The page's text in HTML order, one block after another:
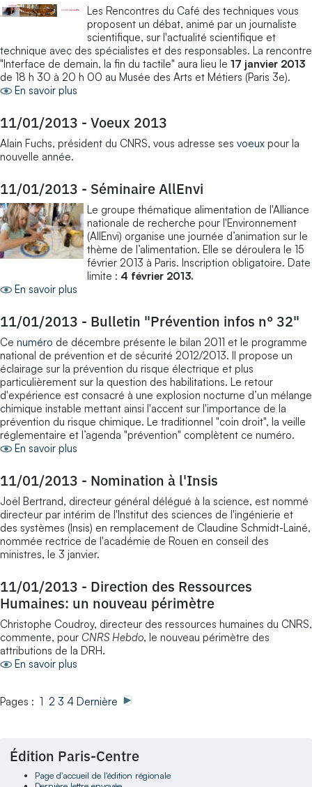
Les Rencontres du Café des techniques vous
proposent un débat, animé par un journaliste
scientifique, sur l'actualité scientifique et
technique avec des spécialistes et des responsables. La rencontre
"Interface de demain, la fin du tactile" aura lieu le 17 janvier 2013
de 18 h 30 à 20 h 00 au Musée des Arts et Métiers (Paris 3e).
En savoir plus
11/01/2013 - Voeux 2013
Alain Fuchs, président du CNRS, vous adresse ses voeux pour la
nouvelle année.
11/01/2013 - Séminaire AllEnvi
Le groupe thématique alimentation de l'Alliance
nationale de recherche pour l'Environnement
(AllEnvi) organise une journée d’animation sur le
thème de l’alimentation. Elle se déroulera le 15
février 2013 à Paris. Inscription obligatoire. Date
limite : 4 février 2013.
En savoir plus
11/01/2013 - Bulletin "Prévention infos n° 32"
Ce numéro de décembre présente le bilan 2011 et le programme
national de prévention et de sécurité 2012/2013. Il propose un
éclairage sur la prévention du risque électrique et plus
particulièrement sur la question des habilitations. Le retour
d'expérience est consacré à une explosion nocturne d’un mélange
chimique instable mettant ainsi l'accent sur l'importance de la
prévention du risque chimique. Le traditionnel "coin droit", la veille
réglementaire et l’agenda "prévention" complètent ce numéro.
En savoir plus
11/01/2013 - Nomination à l'Insis
Joël Bertrand, directeur général délégué à la science, est nommé
directeur par intérim de l'Institut des sciences de l'ingénierie et
des systèmes (Insis) en remplacement de Claudine Schmidt-Lainé,
nommée rectrice de l'académie de Rouen en conseil des
ministres, le 3 janvier.
11/01/2013 - Direction des Ressources
Humaines: un nouveau périmètre
Christophe Coudroy, directeur des ressources humaines du CNRS,
commente, pour CNRS Hebdo, le nouveau périmètre des
attributions de la DRH.
En savoir plus
Pages : 1 2 3 4 Dernière
Édition Paris-Centre
Page d'accueil de l'édition régionale